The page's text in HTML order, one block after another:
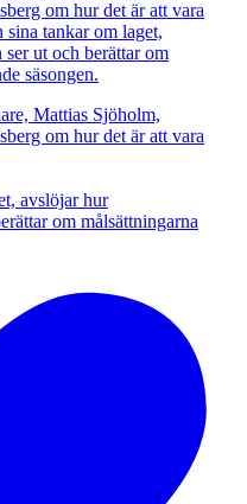
Mattias Sjöholm,
om hur det är att vara
avslöjar hur
om målsättningarna